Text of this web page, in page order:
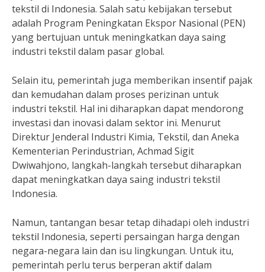
tekstil di Indonesia. Salah satu kebijakan tersebut
adalah Program Peningkatan Ekspor Nasional (PEN)
yang bertujuan untuk meningkatkan daya saing
industri tekstil dalam pasar global.
Selain itu, pemerintah juga memberikan insentif pajak
dan kemudahan dalam proses perizinan untuk
industri tekstil. Hal ini diharapkan dapat mendorong
investasi dan inovasi dalam sektor ini. Menurut
Direktur Jenderal Industri Kimia, Tekstil, dan Aneka
Kementerian Perindustrian, Achmad Sigit
Dwiwahjono, langkah-langkah tersebut diharapkan
dapat meningkatkan daya saing industri tekstil
Indonesia.
Namun, tantangan besar tetap dihadapi oleh industri
tekstil Indonesia, seperti persaingan harga dengan
negara-negara lain dan isu lingkungan. Untuk itu,
pemerintah perlu terus berperan aktif dalam